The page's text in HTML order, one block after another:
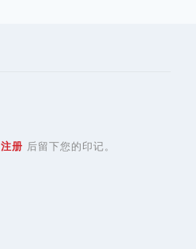
注册 后留下您的印记。